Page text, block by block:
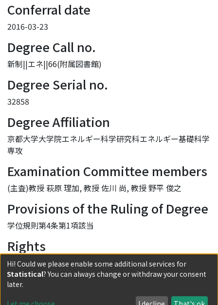
Conferral date
2016-03-23
Degree Call no.
新制||エネ||66(附属図書館)
Degree Serial no.
32858
Degree Affiliation
京都大学大学院エネルギー科学研究科エネルギー基礎科学
専攻
Examination Committee members
(主査)教授 萩原 理加, 教授 佐川 尚, 教授 野平 俊之
Provisions of the Ruling of Degree
学位規則第4条第1項該当
Rights
学位規則第9条第2項により要約公開
許諾条件により要約は2017-01-01に公開
許諾条件により要旨は2017-01-01に公開
Hi! Could we please enable some additional services for
Statistical? You can always change or withdraw your consent
later.